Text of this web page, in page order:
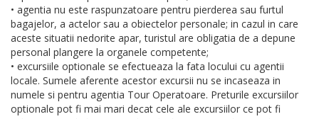
• agentia nu este raspunzatoare pentru pierderea sau furtul
bagajelor, a actelor sau a obiectelor personale; in cazul in care
aceste situatii nedorite apar, turistul are obligatia de a depune
personal plangere la organele competente;
• excursiile optionale se efectueaza la fata locului cu agentii
locale. Sumele aferente acestor excursii nu se incaseaza in
numele si pentru agentia Tour Operatoare. Preturile excursiilor
optionale pot fi mai mari decat cele ale excursiilor ce pot fi